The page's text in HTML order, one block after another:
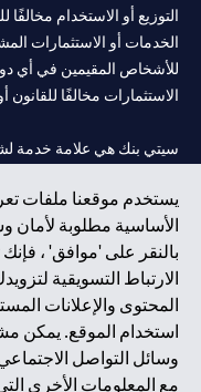
يستخدم موقعنا ملفات
الأساسية مطلوبة لأمان
بالنقر على 'موافق' ،
الارتباط التسويقية
المحتوى والإعلانات
استخدام الموقع. يمكن
وسائل التواصل
مع المعلومات الأخرى
التوزيع أو الاستخدام مخالفًا
الخدمات أو الاستثمارات
للأشخاص المقيمين في أي
الاستثمارات مخالفًا للقانون
سيتي بنك إن. إيه.
الإمارات في دبي، و
فرع سيتي بنك إن إيه -
الإمارات العربية المتحدة
سيتي بنك إن إيه الإمارات